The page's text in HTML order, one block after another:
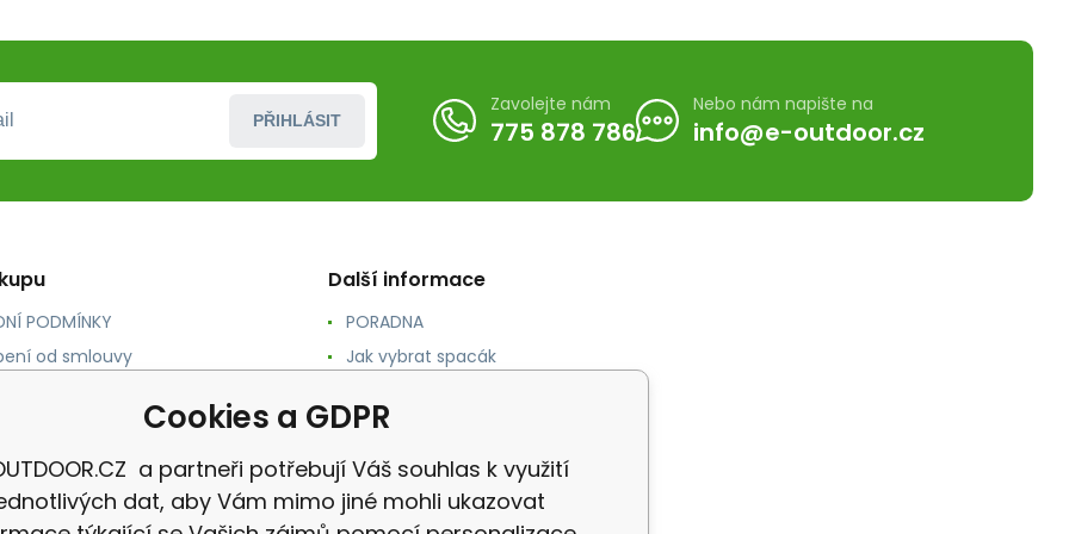
PŘIHLÁSIT
Zavolejte nám
775 878 786
Nebo nám napište na
info@e-outdoor.cz
PODMÍNKY
od smlouvy
osobních údajů
Další informace
PORADNA
Jak vybrat spacák
Jak vybrat karimatku
Reklamace
Cookies a GDPR
a partneři potřebují Váš souhlas k využití
dat, aby Vám mimo jiné mohli ukazovat